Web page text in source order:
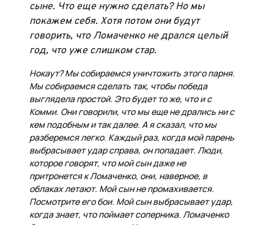
сыне. Что еще нужно сделать? Но мы
покажем себя. Хотя потом они будут
говорить, что Ломаченко не дрался целый
год, что уже слишком стар.
Нокаут? Мы собираемся уничтожить этого парня.
Мы собираемся сделать так, чтобы победа
выглядела простой. Это будет то же, что и с
Комми. Они говорили, что мы еще не дрались ни с
кем подобным и так далее. А я сказал, что мы
разберемся легко. Каждый раз, когда мой парень
выбрасывает удар справа, он попадает. Люди,
которое говорят, что мой сын даже не
притронется к Ломаченко, они, наверное, в
облаках летают. Мой сын не промахивается.
Посмотрите его бои. Мой сын выбрасывает удар,
когда знает, что поймает соперника. Ломаченко